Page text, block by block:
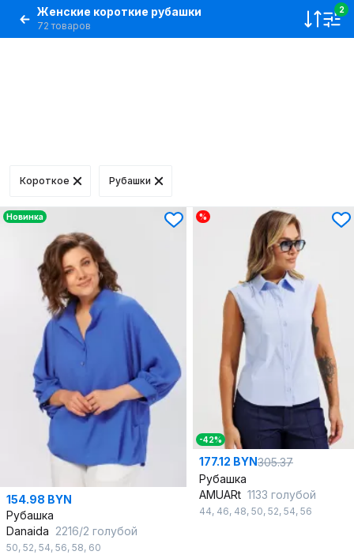
Женские короткие рубашки
72 товаров
2
Короткое Рубашки
Новинка
154.98 BYN
Рубашка
Danaida 2216/2 голубой
50, 52, 54, 56, 58, 60
%
-42%
177.12 BYN305.37
Рубашка
AMUARt 1133 голубой
44, 46, 48, 50, 52, 54, 56